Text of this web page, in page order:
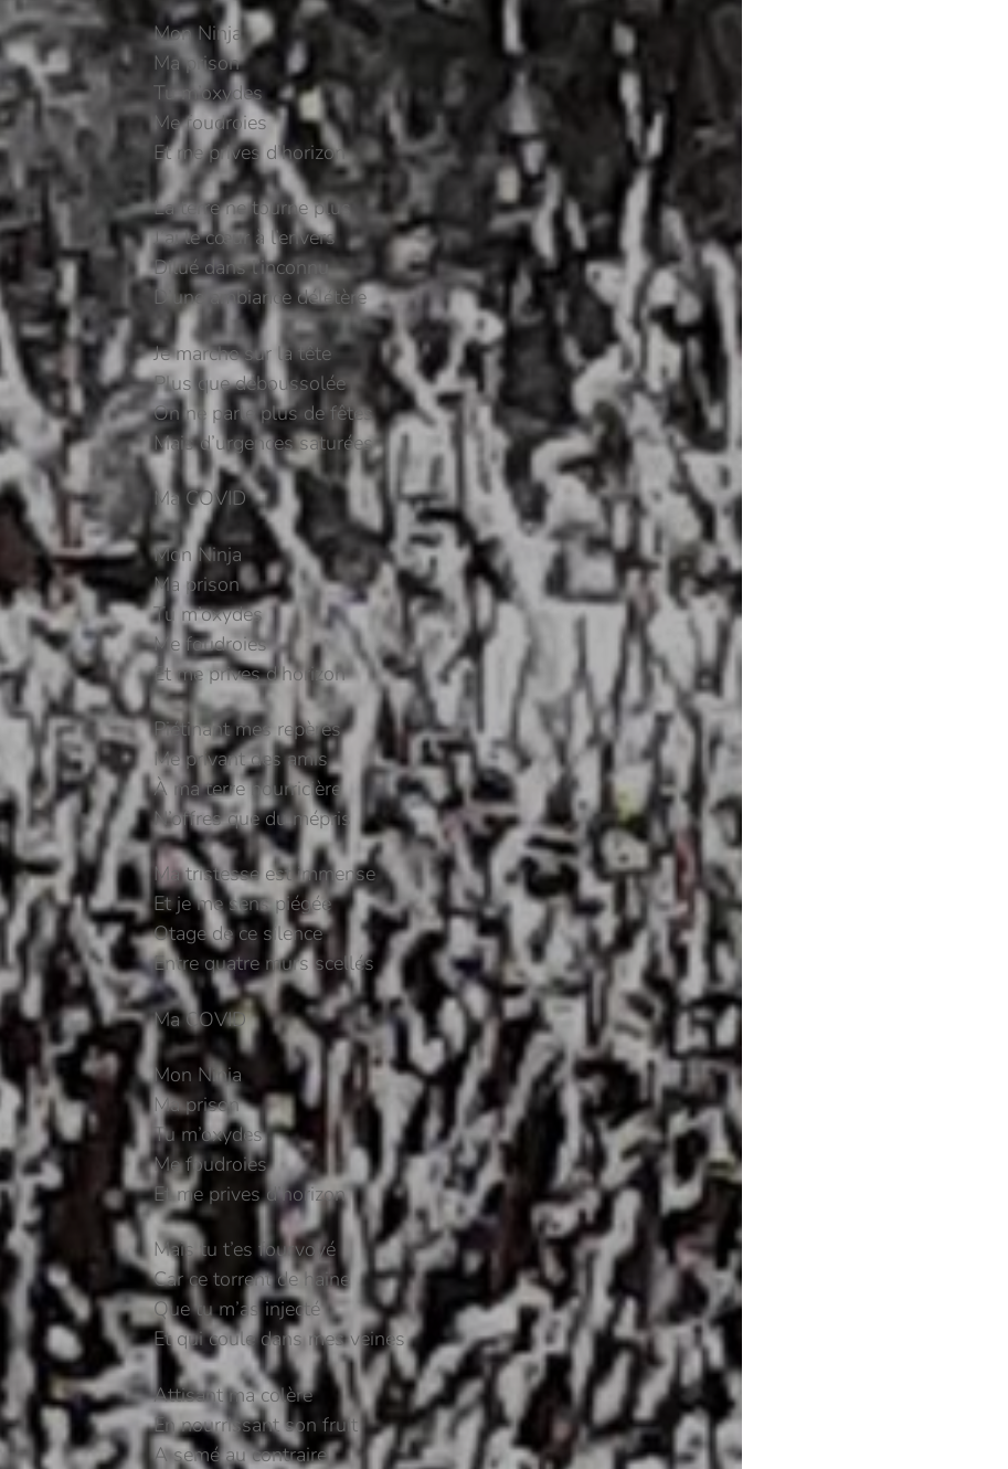
Mon Ninja
Ma prison
Tu m’oxydes
Me foudroies
Et me prives d’horizon
La terre ne tourne plus
J’ai le cœur à l’envers
Dilué dans l’inconnu
D’une ambiance délétère
Je marche sur la tête
Plus que déboussolée
On ne parle plus de fêtes
Mais d’urgences saturées
Ma COVID
Mon Ninja
Ma prison
Tu m’oxydes
Me foudroies
Et me prives d’horizon
Piétinant mes repères
Me privant des amis
À ma terre nourricière
N’offres que du mépris
Ma tristesse est immense
Et je me sens piégée
Otage de ce silence
Entre quatre murs scellés
Ma COVID
Mon Ninja
Ma prison
Tu m’oxydes
Me foudroies
Et me prives d’horizon
Mais tu t’es fourvoyé
Car ce torrent de haine
Que tu m’as injecté
Et qui coule dans mes veines
Attisant ma colère
En nourrissant son fruit
A semé au contraire